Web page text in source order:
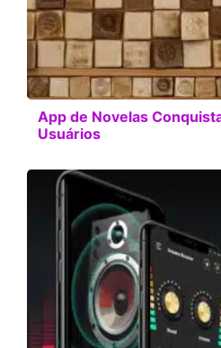
App de Novelas
Usuários